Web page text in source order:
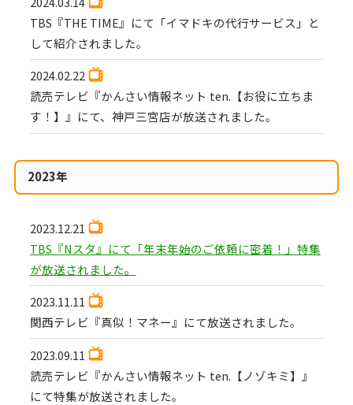
TBS『THE TIME』にて「イマドキの代行サービス」と
して紹介されました。
2024.02.22
読売テレビ『かんさい情報ネット ten.【お役に立ちま
す！】』にて、神戸三宮店が放送されました。
2023年
2023.12.21
TBS『Nスタ』にて「年末年始のご依頼に密着！」特集
が放送されました。
2023.11.11
関西テレビ『真似！マネー』にて放送されました。
2023.09.11
読売テレビ『かんさい情報ネット ten.【ノゾキミ】』
にて特集が放送されました。